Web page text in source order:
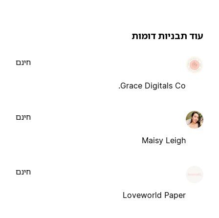
תבניות דומות
Grace Digitals Co.
Maisy Leigh
Loveworld Paper